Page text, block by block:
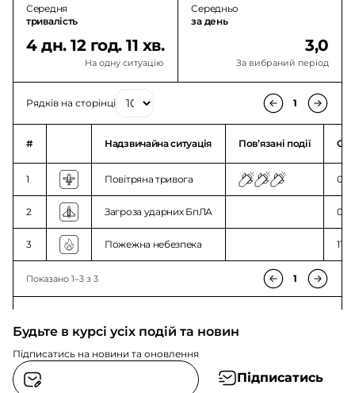
Середня
тривалість
4 дн. 12 год. 11 хв.
На одну ситуацію
Середньо
за день
3,0
За вибраний період
Рядків на сторінці 1
# Надзвичайна ситуація Повʼязані події
1 Повітряна тривога
2 Загроза ударних БпЛА
3 Пожежна небезпека
Показано 1–3 з 3 1
Будьте в курсі усіх подій та новин
Підписатись на новини та оновлення
Підписатись